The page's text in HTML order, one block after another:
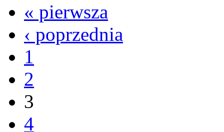
« pierwsza
‹ poprzednia
1
2
3
4